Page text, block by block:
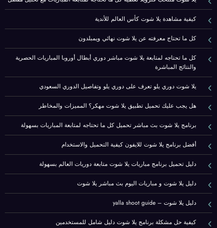
كيفية مشاهدة يلا شوت كأس العالم للأندية
كل ما تحتاج معرفته عن يلا شوت نهائي ويمبلدون
كل ما تحتاجه لمتابعة يلا شوت مباشر دوري أبطال أوروبا المباريات الحصرية
والنتائج المباشرة
يلا شوت دوري يلو تعرف على دوري يلو وتفاصيل الدوري السعودي
هل يجب عليك تحميل تطبيق يلا شوت مهكر؟ المميزات والمخاطر
برنامج يلا شوت بث مباشر تحميل كل ما تحتاجه لمتابعة المباريات بسهولة
أفضل برنامج يلا شوت للايفون كيفية التحميل والاستخدام
دليل تحميل برنامج مباريات يلا شوت متابعة دوريات العالم بسهولة
دليل يلا شوت و مباريات اليوم بث مباشر يلا شوت
دليل يلا شوت – yalla shoot guide
كيفية حل مشكلة برنامج يلا شوت دليل شامل للمستخدمين